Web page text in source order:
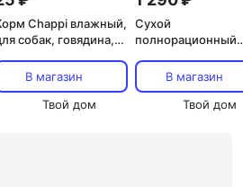
Chappi влажный,
собак, говядина,
В магазин
Твой дом
Сухой
полнорационный
Small Puppy &
гречкой для
миниатюрных
В магазин
Твой дом